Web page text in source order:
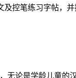
及控笔练习字帖
无论是学龄儿童